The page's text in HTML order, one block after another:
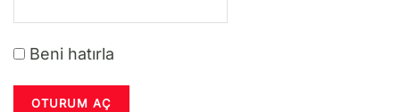
Beni hatırla